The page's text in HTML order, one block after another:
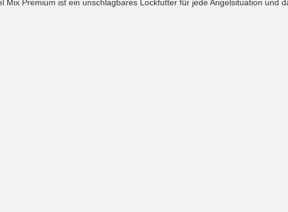
Premium ist ein unschlagbares Lockfutter für jede Angelsituation und